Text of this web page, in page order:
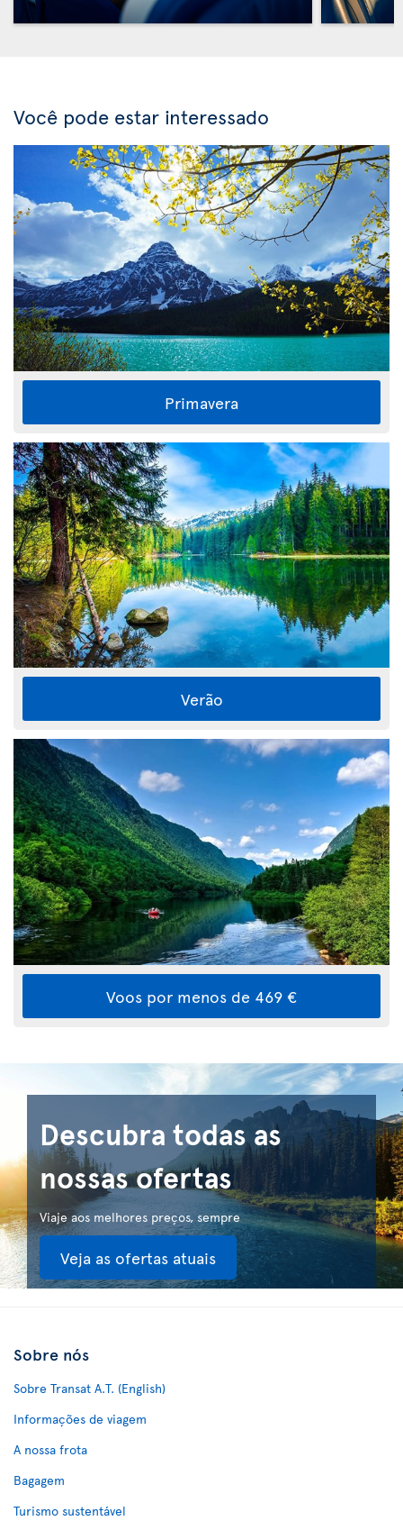
Você pode estar interessado
Primavera
Verão
Voos por menos de 469 €
Descubra todas as
nossas ofertas
Viaje aos melhores preços, sempre
Veja as ofertas atuais
Sobre nós
Sobre Transat A.T. (English)
Informações de viagem
A nossa frota
Bagagem
Turismo sustentável